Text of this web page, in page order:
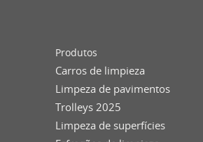
Produtos
Carros de limpieza
Limpeza de pavimentos
Trolleys 2025
Limpeza de superfícies